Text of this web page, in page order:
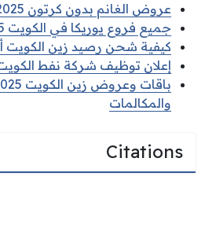
عروض الغانم بدون كرتون 2025
جميع فروع يوريكا في الكويت 2025
كيفية شحن رصيد زين الكويت
إعلان توظيف شركة نفط الكويت
والمكالمات
Citations